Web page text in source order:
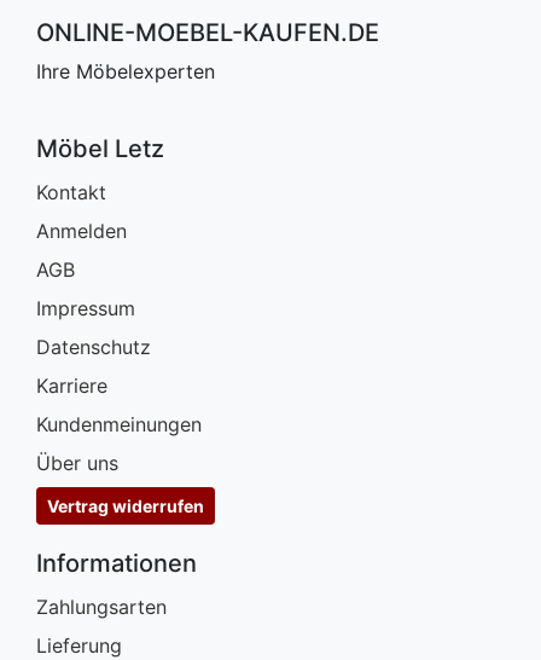
ONLINE-MOEBEL-KAUFEN.DE
Ihre Möbelexperten
Möbel Letz
Kontakt
Anmelden
AGB
Impressum
Datenschutz
Karriere
Kundenmeinungen
Über uns
Vertrag widerrufen
Informationen
Zahlungsarten
Lieferung